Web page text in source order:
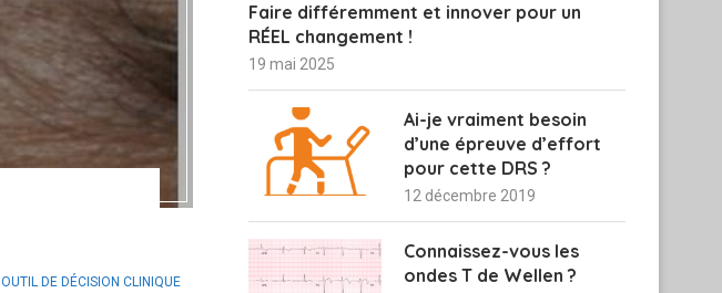
OUTIL DE DÉCISION CLINIQUE
Faire différemment et innover pour un
RÉEL changement !
19 mai 2025
Ai-je vraiment besoin
d’une épreuve d’effort
pour cette DRS ?
12 décembre 2019
Connaissez-vous les
ondes T de Wellen ?